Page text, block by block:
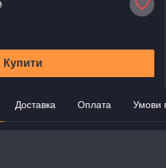
Купити
Доставка Оплата Умови